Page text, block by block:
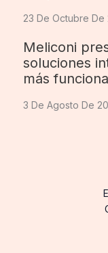
23 De Octubre De
Meliconi
soluciones
más
3 De Agosto De